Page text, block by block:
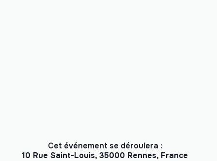
Cet événement se déroulera :
10 Rue Saint-Louis, 35000 Rennes, France